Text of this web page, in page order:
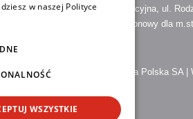
Poczta Polska Spółka Akcyjna, ul.
Sąd Rejestrowy: Sąd Rejonowy dla
Copyright © 2026 | Poczta Polska SA |
w naszej Polityce
WSZYSTKIE